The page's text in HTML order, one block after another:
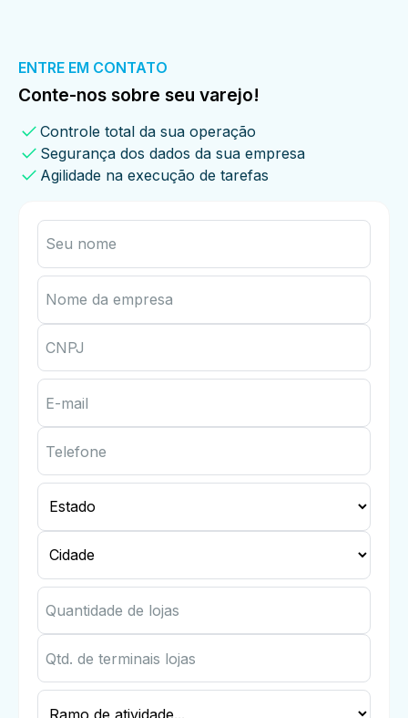
ENTRE EM CONTATO
Conte-nos sobre seu varejo!
Controle total da sua operação
Segurança dos dados da sua empresa
Agilidade na execução de tarefas